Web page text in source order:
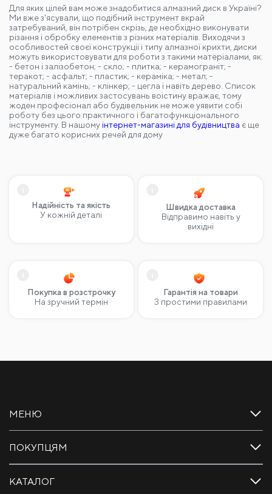
Для яких цілей вам може знадобитися алмазний диск в Україні?
Ми вже з'ясували, що подібний інструмент вкрай
затребуваний, він потрібен скрізь, де необхідно виконувати
різання і обробку елементів з різних матеріалів. Виходячи з
особливостей своєї конструкції і типу алмазної крихти, диски
можуть використовувати для роботи з такими матеріалами, як:
- бетон і залізобетон; - скло; - плитка; - керамограніт; -
теракот; - асфальт; - пластик; - кераміка; - метал; -
натуральний камінь; - клінкер; - цегла і навіть дерево. Список
матеріалів і можливих застосувань воістину вражає, тому
жоден професіонал або будівельник не може уявити собі
роботу без цього практичного і багатофункціонального
інструменту. В нашому інтернет-магазині для будівництва є ще
дуже багато корисних речей для дому
Надійність та якість
У кожній деталі
Швидка доставка
Відправимо навіть у
вихідні
Покупка в розстрочку
На зручний термін
Гарантія на товари
З простими правилами
КАТАЛОГ
ПОКУПЦЯМ
МЕНЮ